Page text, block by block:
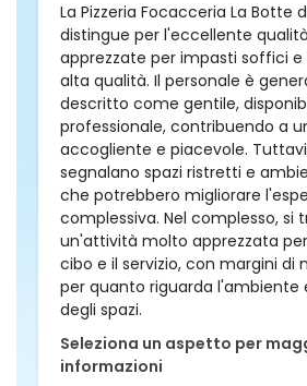
La Pizzeria Focacceria La Botte
distingue per l'eccellente
apprezzate per impasti soffici e
alta qualità. Il personale è
descritto come gentile,
professionale, contribuendo a
accogliente e piacevole.
segnalano spazi ristretti e
che potrebbero migliorare
complessiva. Nel complesso, si
un'attività molto apprezzata
cibo e il servizio, con margini di
per quanto riguarda l'ambiente
degli spazi.
Seleziona un aspetto per
informazioni